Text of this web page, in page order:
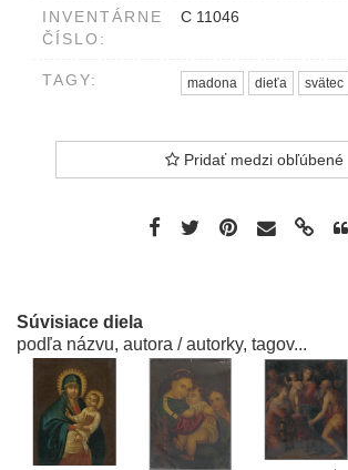
INVENTÁRNE
ČÍSLO:
C 11046
TAGY: madona dieťa svätec
Pridať medzi obľúbené
Súvisiace diela
podľa názvu, autora / autorky, tagov...